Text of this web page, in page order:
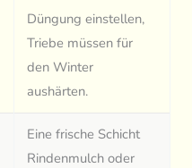
Düngung einstellen,
Triebe müssen für
den Winter
aushärten.
Eine frische Schicht
Rindenmulch oder